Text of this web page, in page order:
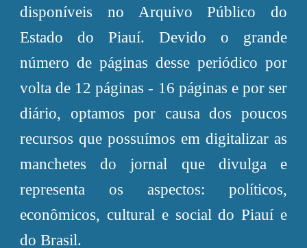
disponíveis no Arquivo Público do
Estado do Piauí. Devido o grande
número de páginas desse periódico por
volta de 12 páginas - 16 páginas e por ser
diário, optamos por causa dos poucos
recursos que possuímos em digitalizar as
manchetes do jornal que divulga e
representa os aspectos: políticos,
econômicos, cultural e social do Piauí e
do Brasil.